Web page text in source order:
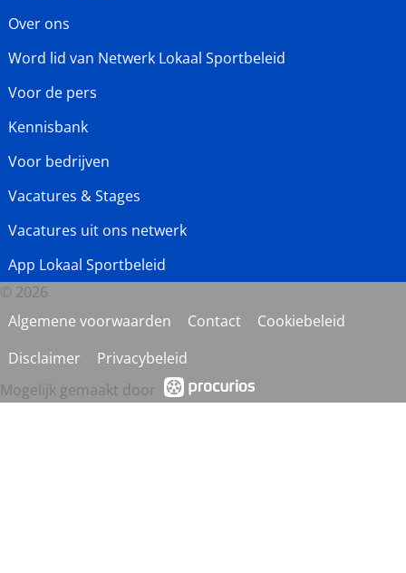
Over ons
Word lid van Netwerk Lokaal Sportbeleid
Voor de pers
Kennisbank
Voor bedrijven
Vacatures & Stages
Vacatures uit ons netwerk
App Lokaal Sportbeleid
© 2026
Algemene voorwaarden
Contact
Cookiebeleid
Disclaimer
Privacybeleid
Mogelijk gemaakt door